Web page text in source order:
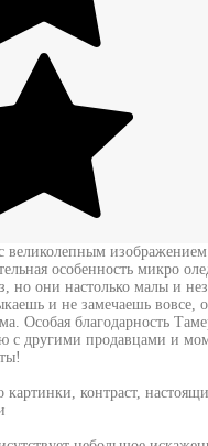
изображением
особенность микро
но они настолько малы и
и не замечаешь вовсе,
Особая благодарность
с другими продавцами и
картинки, контраст,